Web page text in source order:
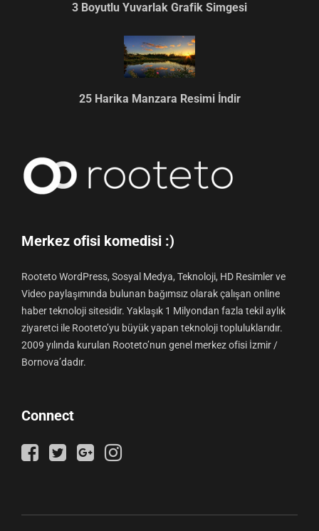
3 Boyutlu Yuvarlak Grafik Simgesi
25 Harika Manzara Resimi İndir
Merkez ofisi komedisi :)
Rooteto WordPress, Sosyal Medya, Teknoloji, HD Resimler ve
Video paylaşımında bulunan bağımsız olarak çalışan online
haber teknoloji sitesidir. Yaklaşık 1 Milyondan fazla tekil aylık
ziyaretci ile Rooteto’yu büyük yapan teknoloji topluluklarıdır.
2009 yılında kurulan Rooteto’nun genel merkez ofisi İzmir /
Bornova’dadır.
Connect